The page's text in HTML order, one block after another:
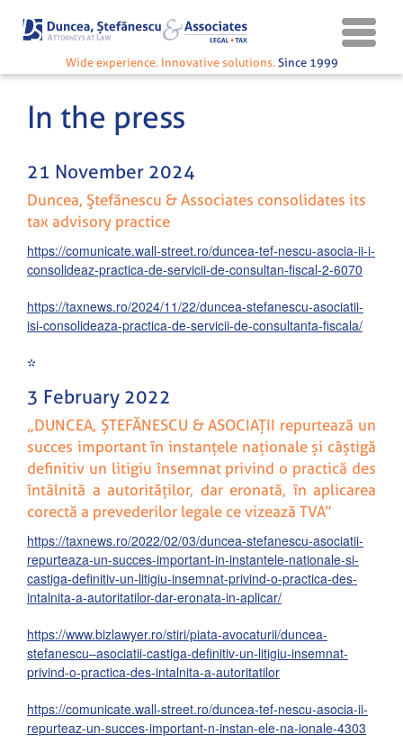
Wide experience. Innovative solutions. Since 1999
In the press
21 November 2024
Duncea, Ştefănescu & Associates consolidates its
tax advisory practice
https://comunicate.wall-street.ro/duncea-tef-nescu-asocia-ii-i-
consolideaz-practica-de-servicii-de-consultan-fiscal-2-6070
https://taxnews.ro/2024/11/22/duncea-stefanescu-asociatii-
isi-consolideaza-practica-de-servicii-de-consultanta-fiscala/
*
3 February 2022
„DUNCEA, ȘTEFĂNESCU & ASOCIAȚII repurtează un
succes important în instanțele naționale și câștigă
definitiv un litigiu însemnat privind o practică des
întâlnită a autorităților, dar eronată, în aplicarea
corectă a prevederilor legale ce vizează TVA”
https://taxnews.ro/2022/02/03/duncea-stefanescu-asociatii-
repurteaza-un-succes-important-in-instantele-nationale-si-
castiga-definitiv-un-litigiu-insemnat-privind-o-practica-des-
intalnita-a-autoritatilor-dar-eronata-in-aplicar/
https://www.bizlawyer.ro/stiri/piata-avocaturii/duncea-
stefanescu–asociatii-castiga-definitiv-un-litigiu-insemnat-
privind-o-practica-des-intalnita-a-autoritatilor
https://comunicate.wall-street.ro/duncea-tef-nescu-asocia-ii-
repurteaz-un-succes-important-n-instan-ele-na-ionale-4303